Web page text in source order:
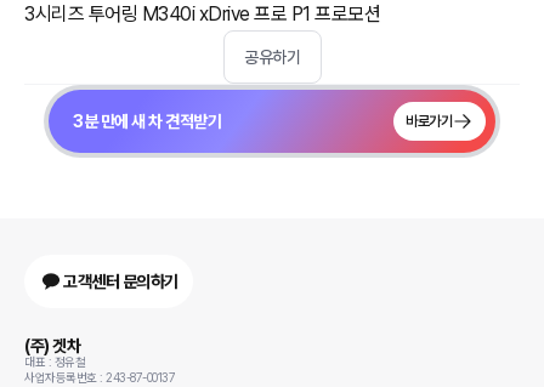
3시리즈 투어링 M340i xDrive 프로 P1 프로모션
공유하기
3분 만에 새 차 견적받기 바로가기
고객센터 문의하기
(주) 겟차
대표 : 정유철
사업자등록번호 : 243-87-00137